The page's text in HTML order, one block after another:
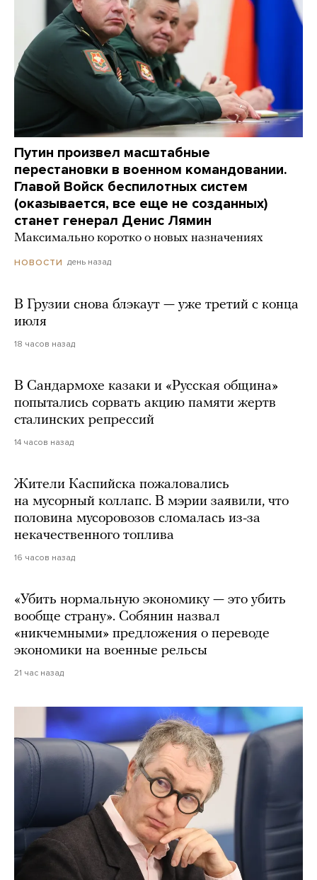
Путин произвел масштабные
перестановки в военном командовании.
Главой Войск беспилотных систем
(оказывается, все еще не созданных)
станет генерал Денис Лямин
Максимально коротко о новых назначениях
НОВОСТИ день назад
В Грузии снова блэкаут — уже третий с конца
июля
18 часов назад
В Сандармохе казаки и «Русская община»
попытались сорвать акцию памяти жертв
сталинских репрессий
14 часов назад
Жители Каспийска пожаловались
на мусорный коллапс. В мэрии заявили, что
половина мусоровозов сломалась из-за
некачественного топлива
16 часов назад
«Убить нормальную экономику — это убить
вообще страну». Собянин назвал
«никчемными» предложения о переводе
экономики на военные рельсы
21 час назад